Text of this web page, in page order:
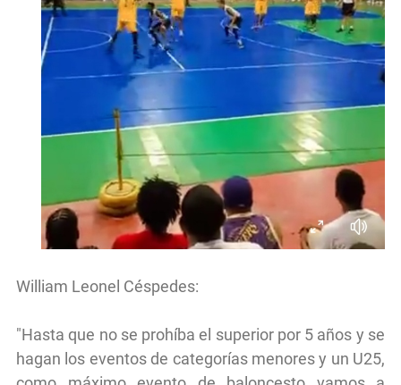
William Leonel Céspedes:
"Hasta que no se prohíba el superior por 5 años y se
hagan los eventos de categorías menores y un U25,